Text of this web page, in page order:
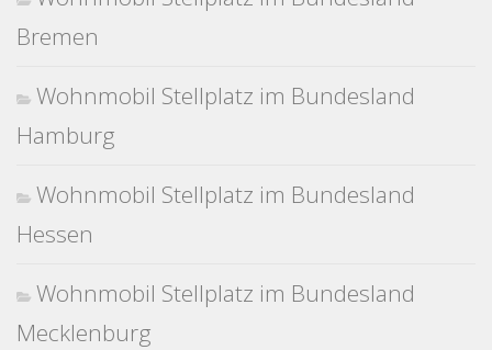
Bremen
Wohnmobil Stellplatz im Bundesland
Hamburg
Wohnmobil Stellplatz im Bundesland
Hessen
Wohnmobil Stellplatz im Bundesland
Mecklenburg